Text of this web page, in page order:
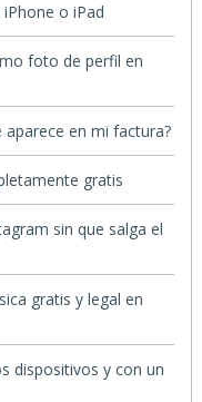
o iPad
foto de perfil en
aparece en mi factura?
gratis
sin que salga el
gratis y legal en
dispositivos y con un